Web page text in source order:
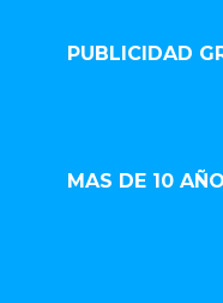
PUBLICIDAD
MAS DE 10